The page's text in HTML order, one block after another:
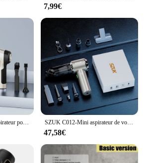
7,99€
SZUK C012-Mini aspirateur de voiture portable sans fil, appareil de nettoyage pour livres, 985000Pa
47,58€